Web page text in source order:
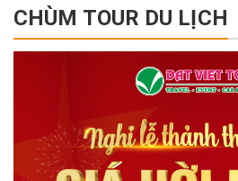
CHÙM TOUR DU LỊCH